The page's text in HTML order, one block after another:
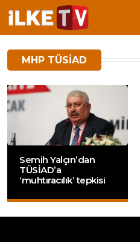
MHP TÜSIAD
Semih Yalçın’dan
TÜSİAD’a
‘muhtıracılık’ tepkisi